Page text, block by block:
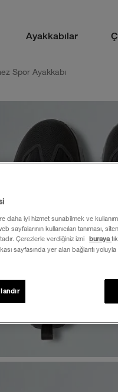
Ayakkabılar
Spor Ayakkabı
daha iyi hizmet sunabilmek ve
sayfalarının kullanıcıları tanıması,
Çerezlerle verdiğiniz izni
buraya
sayfasında yer alan bağlantı